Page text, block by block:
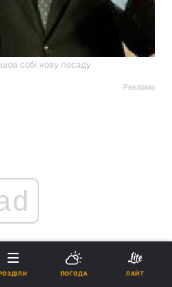
собі нову посаду
Реклама
ПОГОДА ЛАЙТ